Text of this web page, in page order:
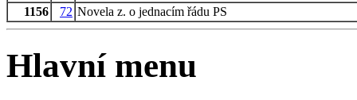
1156
72 Novela z. o jednacím řádu PS
Hlavní menu